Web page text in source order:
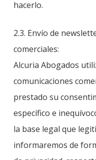
hacerlo.
2.3. Envío de
comerciales:
Alcuria Abogados
comunicaciones
prestado su
específico e
la base legal que
informaremos de